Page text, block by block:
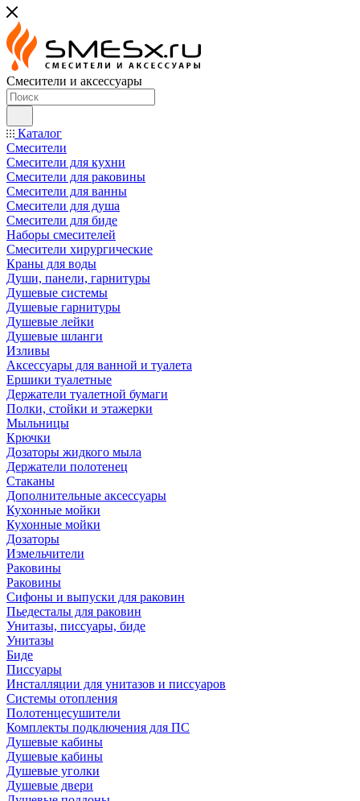
Смесители и аксессуары
Каталог
Смесители
Смесители для кухни
Смесители для раковины
Смесители для ванны
Смесители для душа
Смесители для биде
Наборы смесителей
Смесители хирургические
Краны для воды
Души, панели, гарнитуры
Душевые системы
Душевые гарнитуры
Душевые лейки
Душевые шланги
Изливы
Аксессуары для ванной и туалета
Ершики туалетные
Держатели туалетной бумаги
Полки, стойки и этажерки
Мыльницы
Крючки
Дозаторы жидкого мыла
Держатели полотенец
Стаканы
Дополнительные аксессуары
Кухонные мойки
Кухонные мойки
Дозаторы
Измельчители
Раковины
Раковины
Сифоны и выпуски для раковин
Пьедесталы для раковин
Унитазы, писсуары, биде
Унитазы
Биде
Писсуары
Инсталляции для унитазов и писсуаров
Системы отопления
Полотенцесушители
Комплекты подключения для ПС
Душевые кабины
Душевые кабины
Душевые уголки
Душевые двери